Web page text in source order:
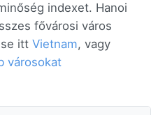
indexet. Hanoi
fővárosi város
itt Vietnam, vagy
városokat